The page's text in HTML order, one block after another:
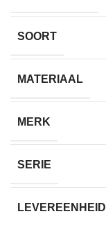
SOORT
MATERIAAL
MERK
SERIE
LEVEREENHEID